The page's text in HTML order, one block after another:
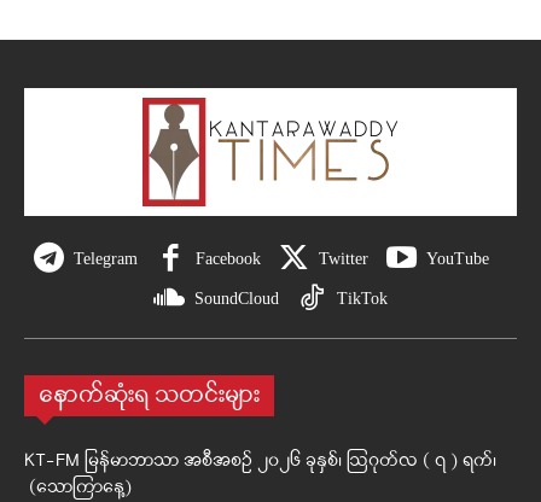
Telegram Facebook Twitter YouTube
SoundCloud TikTok
နောက်ဆုံးရ သတင်းများ
KT-FM မြန်မာဘာသာ အစီအစဉ် ၂၀၂၆ ခုနှစ်၊ ဩဂုတ်လ ( ၇ ) ရက်၊
(သောကြာနေ့)